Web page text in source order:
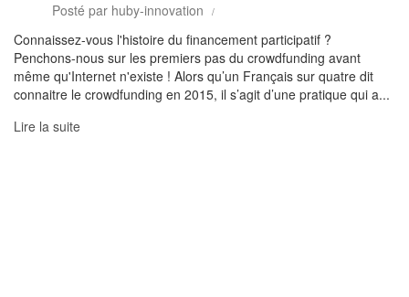
Posté par huby-innovation
Connaissez-vous l'histoire du financement participatif ?
Penchons-nous sur les premiers pas du crowdfunding avant
même qu'Internet n'existe ! Alors qu’un Français sur quatre dit
connaitre le crowdfunding en 2015, il s’agit d’une pratique qui a...
Lire la suite